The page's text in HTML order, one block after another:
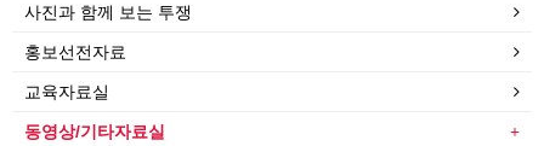
사진과 함께 보는 투쟁
홍보선전자료
교육자료실
동영상/기타자료실